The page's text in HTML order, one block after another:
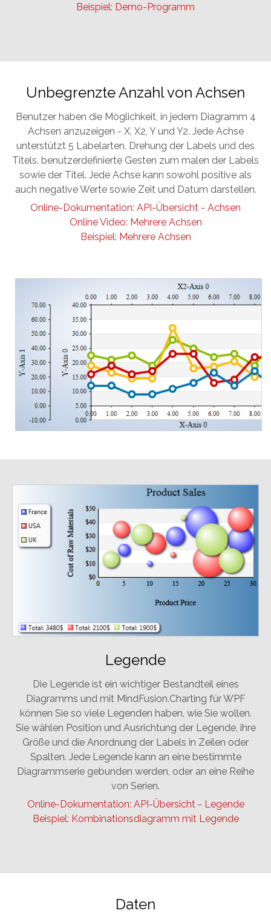
Beispiel: Demo-Programm
Unbegrenzte Anzahl von Achsen
Benutzer haben die Möglichkeit, in jedem Diagramm 4
Achsen anzuzeigen - X, X2, Y und Y2. Jede Achse
unterstützt 5 Labelarten, Drehung der Labels und des
Titels, benutzerdefinierte Gesten zum malen der Labels
sowie der Titel. Jede Achse kann sowohl positive als
auch negative Werte sowie Zeit und Datum darstellen.
Online-Dokumentation: API-Übersicht - Achsen
Online Video: Mehrere Achsen
Beispiel: Mehrere Achsen
Legende
Die Legende ist ein wichtiger Bestandteil eines
Diagramms und mit MindFusion.Charting für WPF
können Sie so viele Legenden haben, wie Sie wollen.
Sie wählen Position und Ausrichtung der Legende, ihre
Größe und die Anordnung der Labels in Zeilen oder
Spalten. Jede Legende kann an eine bestimmte
Diagrammserie gebunden werden, oder an eine Reihe
von Serien.
Online-Dokumentation: API-Übersicht - Legende
Beispiel: Kombinationsdiagramm mit Legende
Daten